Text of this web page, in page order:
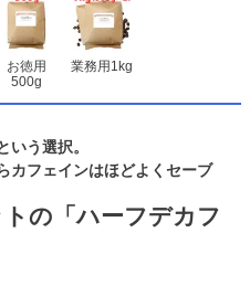
お徳用
500g
業務用1kg
う選択。
カフェインはほどよくセーブ
の「ハーフデカフ